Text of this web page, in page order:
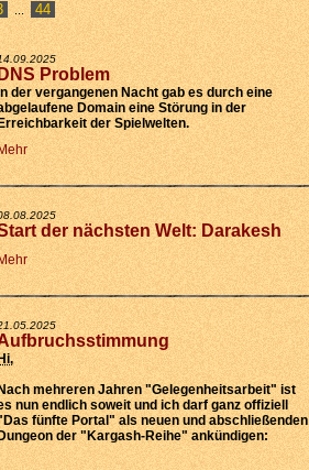
... 44
DNS Problem
In der vergangenen Nacht gab es durch eine
Domain eine Störung in der
Erreichbarkeit der Spielwelten.
der nächsten Welt: Darakesh
Hi,
Nach mehreren Jahren "Gelegenheitsarbeit" ist
nun endlich soweit und ich darf ganz offiziell
fünfte Portal" als neuen und abschließenden
Dungeon der "Kargash-Reihe" ankündigen: